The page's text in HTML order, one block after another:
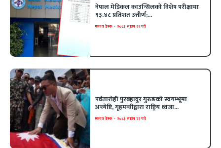
नेपाल मेडिकल काउन्सिलको विशेष परीक्षामा
९३.४८ प्रतिशत उत्तीर्ण;...
एकपत्र डेस्क - २०८३ साउन २२ गते
पर्वतारोही पुरबहादुर गुरुङको स्वयम्भूमा
अन्त्येष्टि, गृहमन्त्रीद्वारा राष्ट्रिय ध्वजा...
एकपत्र डेस्क - २०८३ साउन २२ गते